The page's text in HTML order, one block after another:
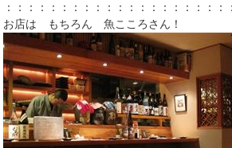
：：：：：：：：：：：：：：：：：：：：
お店は もちろん 魚こころさん！